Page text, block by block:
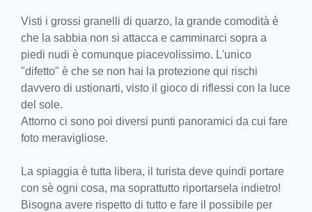
Visti i grossi granelli di quarzo, la grande comodità è
che la sabbia non si attacca e camminarci sopra a
piedi nudi è comunque piacevolissimo. L'unico
"difetto" è che se non hai la protezione qui rischi
davvero di ustionarti, visto il gioco di riflessi con la luce
del sole.
Attorno ci sono poi diversi punti panoramici da cui fare
foto meravigliose.
La spiaggia è tutta libera, il turista deve quindi portare
con sè ogni cosa, ma soprattutto riportarsela indietro!
Bisogna avere rispetto di tutto e fare il possibile per